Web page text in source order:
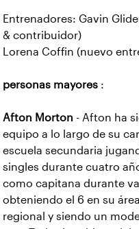
Entrenadores: Gavin
& contribuidor)
Lorena Coffin (nuevo
personas mayores :
Afton Morton - Afton ha
equipo a lo largo de su
escuela secundaria
singles durante cuatro
como capitana durante
obteniendo el 6 en su
regional y siendo un